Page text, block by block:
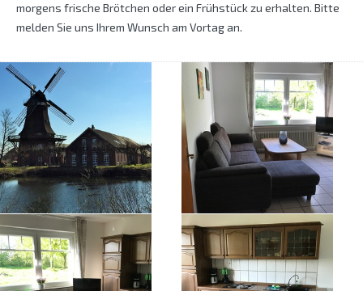
morgens frische Brötchen oder ein Frühstück zu erhalten. Bitte
melden Sie uns Ihrem Wunsch am Vortag an.